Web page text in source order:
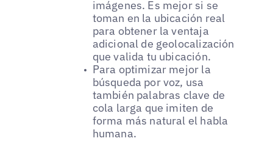
imágenes. Es mejor si se
toman en la ubicación real
para obtener la ventaja
adicional de geolocalización
que valida tu ubicación.
Para optimizar mejor la
búsqueda por voz, usa
también palabras clave de
cola larga que imiten de
forma más natural el habla
humana.